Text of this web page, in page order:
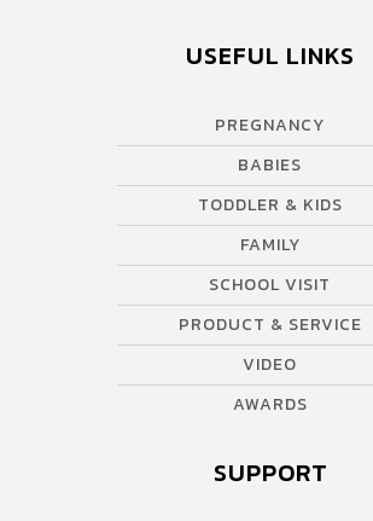
USEFUL LINKS
PREGNANCY
BABIES
TODDLER & KIDS
FAMILY
SCHOOL VISIT
PRODUCT & SERVICE
VIDEO
AWARDS
SUPPORT